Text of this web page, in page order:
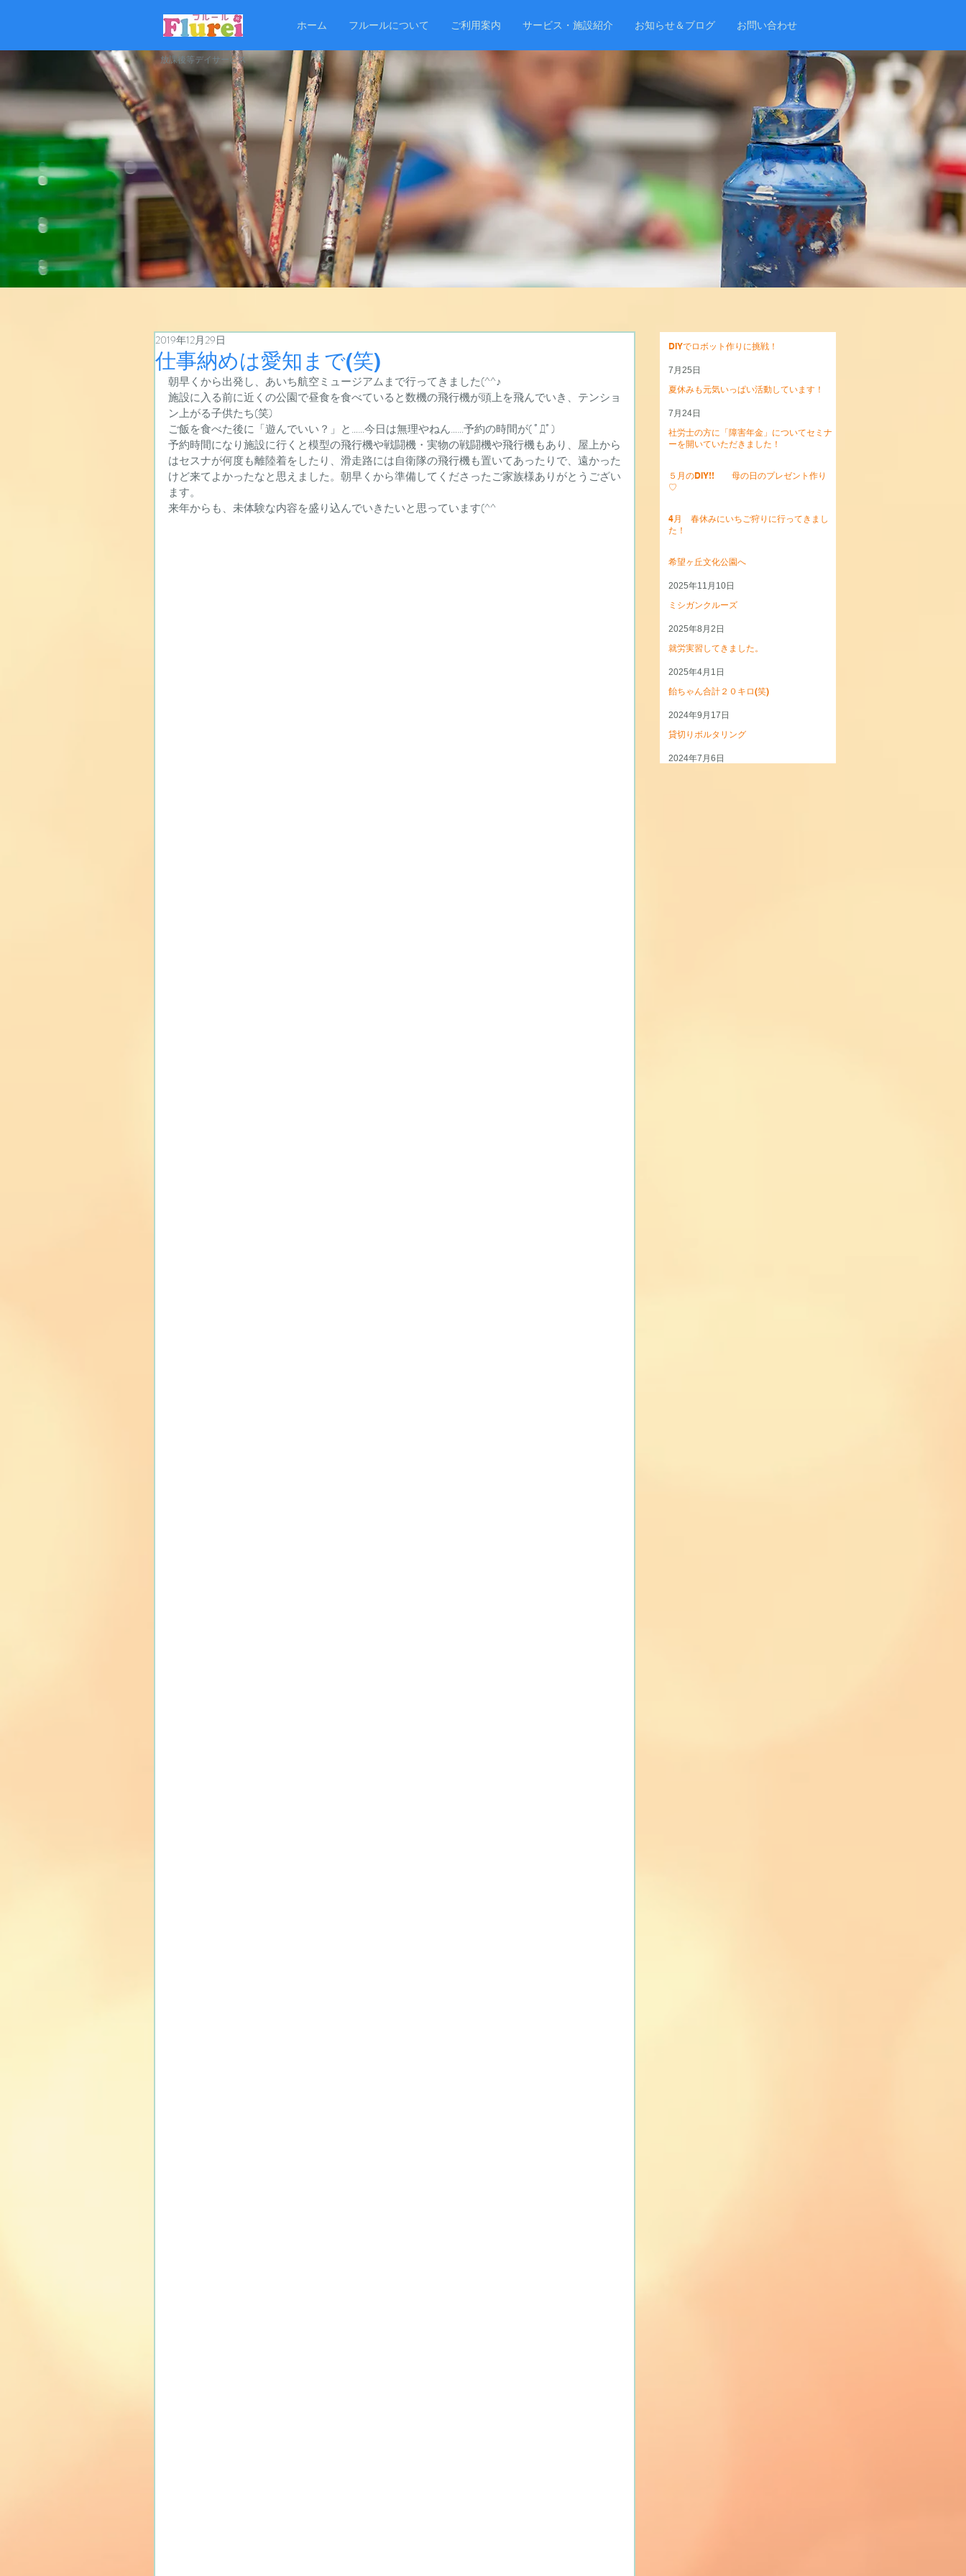
ホーム フルールについて ご利用案内 サービス・施設紹介 お知らせ＆ブログ お問い合わせ
DIYでロボット作りに挑戦！
7月25日
夏休みも元気いっぱい活動しています！
7月24日
社労士の方に「障害年金」についてセミナ
ーを開いていただきました！
５月のDIY!! 母の日のプレゼント作り
♡
4月 春休みにいちご狩りに行ってきまし
た！
希望ヶ丘文化公園へ
2025年11月10日
ミシガンクルーズ
2025年8月2日
就労実習してきました。
2025年4月1日
飴ちゃん合計２０キロ(笑)
2024年9月17日
貸切りボルタリング
2024年7月6日
仕事納めは愛知まで(笑)
2019年12月29日
朝早くから出発し、あいち航空ミュージアムまで行ってきました(^^♪
施設に入る前に近くの公園で昼食を食べていると数機の飛行機が頭上を飛んでいき、テンショ
ン上がる子供たち(笑)
ご飯を食べた後に「遊んでいい？」と……今日は無理やねん……予約の時間が( ﾟДﾟ)
予約時間になり施設に行くと模型の飛行機や戦闘機・実物の戦闘機や飛行機もあり、屋上から
はセスナが何度も離陸着をしたり、滑走路には自衛隊の飛行機も置いてあったりで、遠かった
けど来てよかったなと思えました。朝早くから準備してくださったご家族様ありがとうござい
ます。
来年からも、未体験な内容を盛り込んでいきたいと思っています(^^
放課後等デイサービス